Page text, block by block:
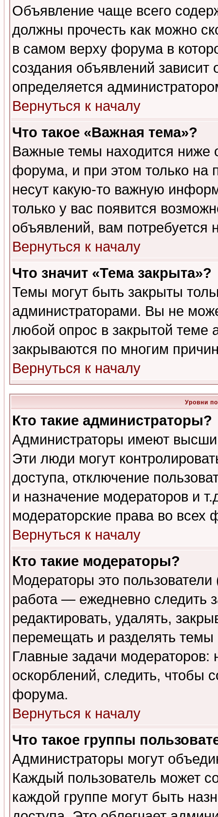
Объявление чаще всего
должны прочесть как можно
в самом верху форума в
создания объявлений зависит
определяется
Вернуться к началу
Что такое «Важная тема»?
Важные темы находится ниже
форума, и при этом только на
несут какую-то важную
только у вас появится
объявлений, вам потребуется
Вернуться к началу
Что значит «Тема закрыта»?
Темы могут быть закрыты
администраторами. Вы не
любой опрос в закрытой теме
закрываются по многим
Вернуться к началу
Уровни
Кто такие администраторы?
Администраторы имеют
Эти люди могут
доступа, отключение
и назначение модераторов и
модераторские права во всех
Вернуться к началу
Кто такие модераторы?
Модераторы это
работа — ежедневно следить
редактировать, удалять,
перемещать и разделять
Главные задачи
оскорблений, следить, чтобы
форума.
Вернуться к началу
Что такое группы
Администраторы могут
Каждый пользователь может
каждой группе могут быть